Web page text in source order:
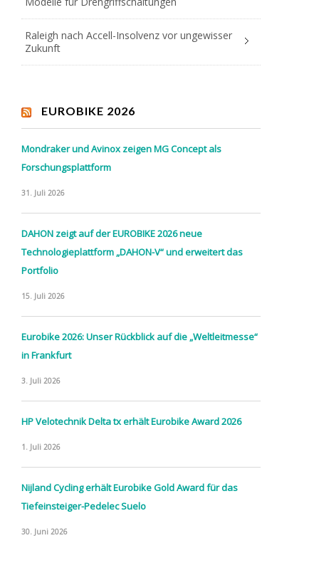
Raleigh nach Accell-Insolvenz vor ungewisser
Zukunft
EUROBIKE 2026
Mondraker und Avinox zeigen MG Concept als
Forschungsplattform
31. Juli 2026
DAHON zeigt auf der EUROBIKE 2026 neue
Technologieplattform „DAHON-V“ und erweitert das
Portfolio
15. Juli 2026
Eurobike 2026: Unser Rückblick auf die „Weltleitmesse“
in Frankfurt
3. Juli 2026
HP Velotechnik Delta tx erhält Eurobike Award 2026
1. Juli 2026
Nijland Cycling erhält Eurobike Gold Award für das
Tiefeinsteiger-Pedelec Suelo
30. Juni 2026